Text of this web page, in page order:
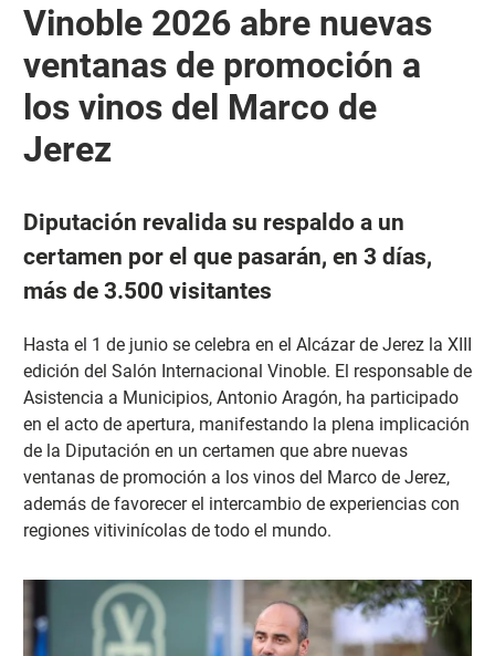
Vinoble 2026 abre nuevas
ventanas de promoción a
los vinos del Marco de
Jerez
Diputación revalida su respaldo a un
certamen por el que pasarán, en 3 días,
más de 3.500 visitantes
Hasta el 1 de junio se celebra en el Alcázar de Jerez la XIII
edición del Salón Internacional Vinoble. El responsable de
Asistencia a Municipios, Antonio Aragón, ha participado
en el acto de apertura, manifestando la plena implicación
de la Diputación en un certamen que abre nuevas
ventanas de promoción a los vinos del Marco de Jerez,
además de favorecer el intercambio de experiencias con
regiones vitivinícolas de todo el mundo.